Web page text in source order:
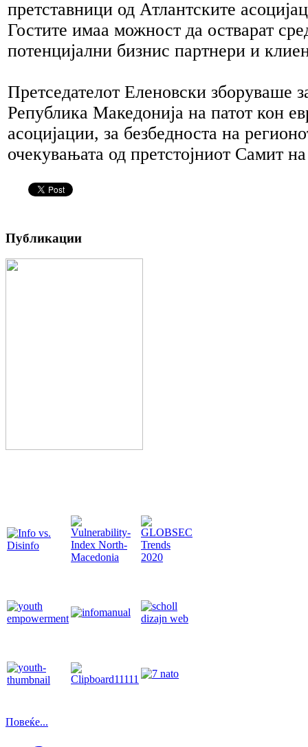
претставници од Атлантските
Гостите имаа можност да остварат
потенцијални бизнис партнери и
Претседателот Еленовски зборуваше
Република Македонија на патот кон
асоцијации, за безбедноста на
очекувањата од претстојниот Самит
Публикации
Повеќе...